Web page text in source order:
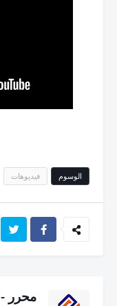
الوسوم فيديوهات
محرر -